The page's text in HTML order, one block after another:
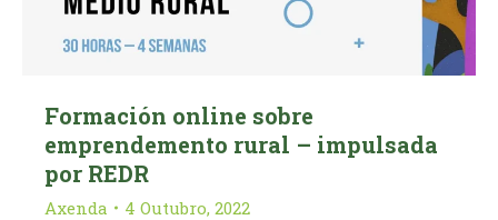
Formación online sobre
emprendemento rural – impulsada
por REDR
Axenda 4 Outubro, 2022